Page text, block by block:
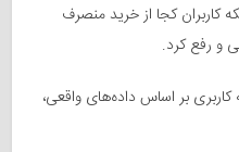
کاربران کجا از خرید منصرف
و رفع کرد.
کاربری بر اساس داده‌های واقعی،